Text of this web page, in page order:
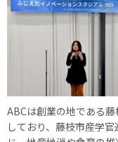
ABCは創業の地である
しており、藤枝市産学